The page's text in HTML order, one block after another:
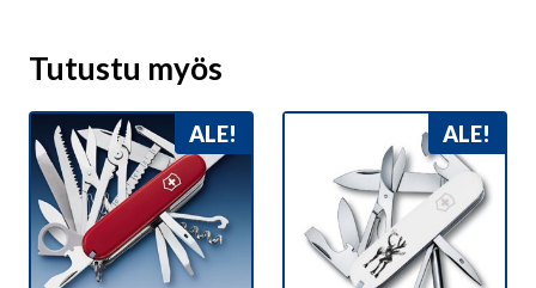
Tutustu myös
ALE! ALE!